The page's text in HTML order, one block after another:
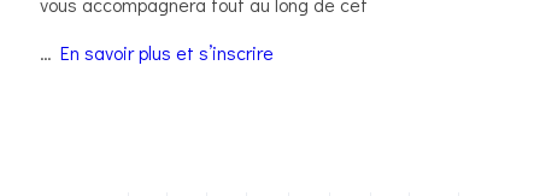
… En savoir plus et s’inscrire